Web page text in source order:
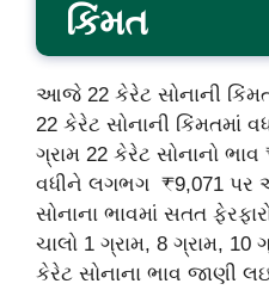
કિંમત
આજે 22 કેરેટ સોનાની
22 કેરેટ સોનાની કિંમતમાં
ગ્રામ 22 કેરેટ સોનાનો
વધીને લગભગ ₹9,071 પર
સોનાના ભાવમાં સતત
ચાલો 1 ગ્રામ, 8 ગ્રામ, 10
કેરેટ સોનાના ભાવ જાણી